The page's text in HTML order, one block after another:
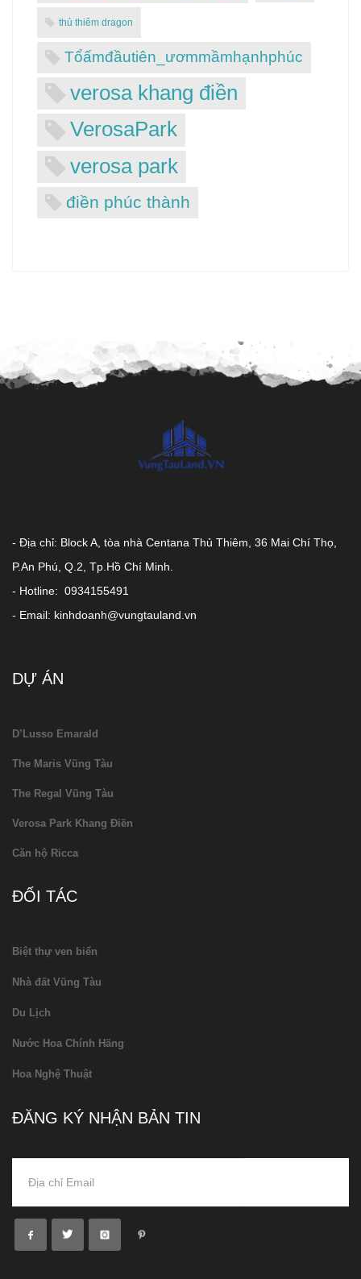
thủ thiêm dragon
Tổấmđầutiên_ươmmầmhạnhphúc
verosa khang điền
VerosaPark
verosa park
điền phúc thành
- Địa chỉ: Block A, tòa nhà Centana Thủ Thiêm, 36 Mai Chí Thọ,
P.An Phú, Q.2, Tp.Hồ Chí Minh.
- Hotline: 0934155491
- Email: kinhdoanh@vungtauland.vn
DỰ ÁN
D’Lusso Emarald
The Maris Vũng Tàu
The Regal Vũng Tàu
Verosa Park Khang Điền
Căn hộ Ricca
ĐỐI TÁC
Biệt thự ven biển
Nhà đất Vũng Tàu
Du Lịch
Nước Hoa Chính Hãng
Hoa Nghệ Thuật
ĐĂNG KÝ NHẬN BẢN TIN